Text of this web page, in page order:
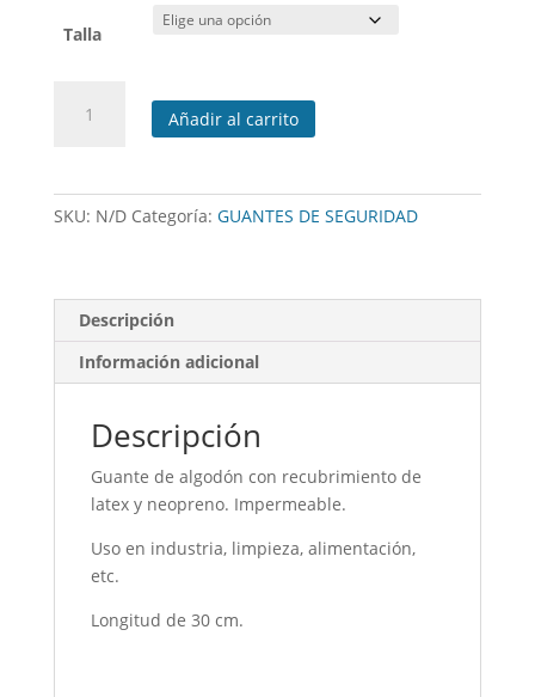
Talla
latex
Añadir al carrito
SKU: N/D Categoría: GUANTES DE SEGURIDAD
Descripción
Información adicional
Descripción
Guante de algodón con recubrimiento de
latex y neopreno. Impermeable.
Uso en industria, limpieza, alimentación,
etc.
Longitud de 30 cm.